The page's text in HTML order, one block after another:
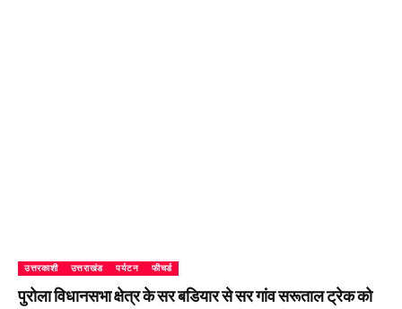
उत्तरकाशी उत्तराखंड पर्यटन फीचर्ड
पुरोला विधानसभा क्षेत्र के सर बडियार से सर गांव सरूताल ट्रेक को